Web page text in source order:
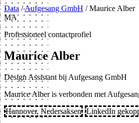
Data / Aufgesang GmbH / Maurice Alber
MA
Professioneel contactprofiel
Maurice Alber
Design Assistant bij Aufgesang GmbH
Maurice Alber is verbonden met
Hannover, Nedersaksen
LinkedIn